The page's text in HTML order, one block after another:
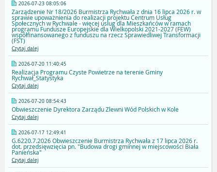
2026-07-23 08:05:06
Zarządzenie Nr 18/2026 Burmistrza Rychwała z dnia 16 lipca 2026 r. w
sprawie upoważnienia do realizacji projektu Centrum Usług
Społecznych w Rychwale - więcej uslug dla Mieszkańców w ramach
programu Fundusze Europejskie dla Wielkopolski 2021-2027 (FEW)
współfinansowanego z funduszu na rzecz Sprawiedliwej Transformacji
(FST)
Czytaj dalej
2026-07-20 11:40:45
Realizacja Programu Czyste Powietrze na terenie Gminy
Rychwał_Statystyka
Czytaj dalej
2026-07-20 08:54:43
Obwieszczenie Dyrektora Zarządu Zlewni Wód Polskich w Kole
Czytaj dalej
2026-07-17 12:49:41
G.6220.7.2026 Obwieszczenie Burmistrza Rychwała z 17 lipca 2026 r.
dot. przedsięwzięcia pn. "Budowa drogi gminnej w miejscowości Biała
Panieńska"
Czytaj dalej